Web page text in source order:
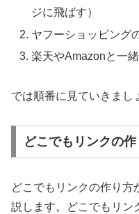
ジに飛ばす）
ヤフーショッピング
楽天やAmazonと一
では順番に見ていきまし
どこでもリンクの
どこでもリンクの作り方
説します。どこでもリン